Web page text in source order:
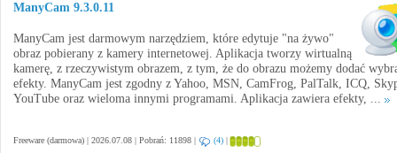
ManyCam 9.3.0.11
ManyCam jest darmowym narzędziem, które edytuje "na żywo"
obraz pobierany z kamery internetowej. Aplikacja tworzy wirtualną
kamerę, z rzeczywistym obrazem, z tym, że do obrazu możemy dodać
efekty. ManyCam jest zgodny z Yahoo, MSN, CamFrog, PalTalk, ICQ,
YouTube oraz wieloma innymi programami. Aplikacja zawiera efekty, ...
Freeware (darmowa) | 2026.07.08 | Pobrań: 11898 | (4) |